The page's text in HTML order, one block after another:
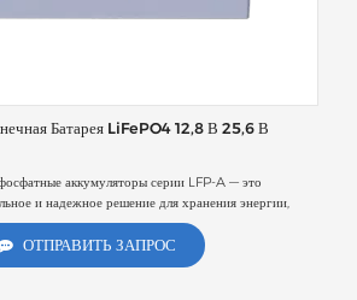
Батарея LiFePO4 12,8 В 25,6 В
аккумуляторы серии LFP-A — это
и надежное решение для хранения энергии,
Anern для обеспечения исключительной
срока службы и стабильной работы в различных
Серия предлагает несколько вариантов исполнения
ОТПРАВИТЬ ЗАПРОС